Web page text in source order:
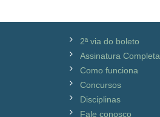
2ª via do boleto
Assinatura Completa
Como funciona
Concursos
Disciplinas
Fale conosco